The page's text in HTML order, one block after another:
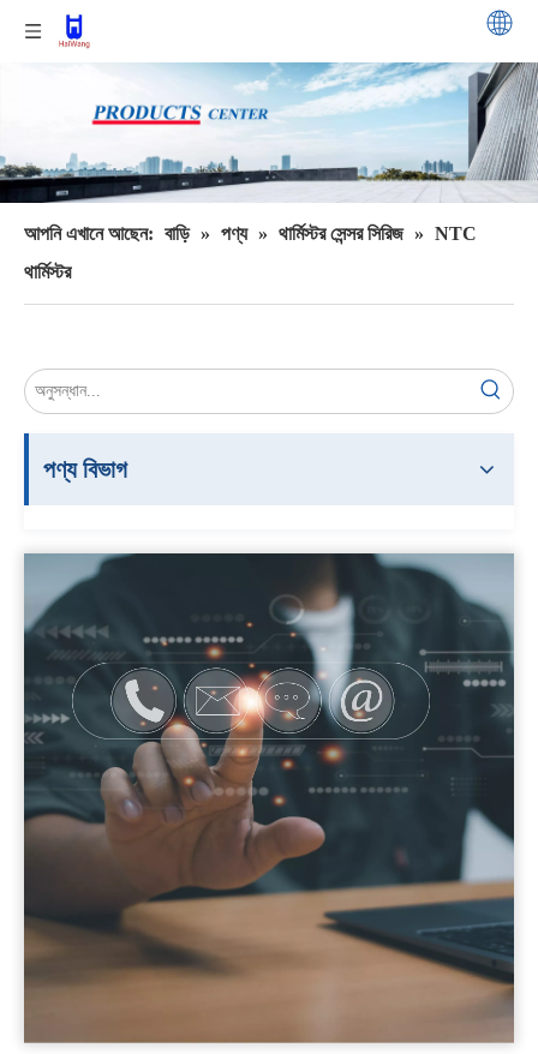
আপনি এখানে আছেন: বাড়ি » পণ্য » থার্মিস্টর সেন্সর সিরিজ » NTC
থার্মিস্টর
পণ্য বিভাগ